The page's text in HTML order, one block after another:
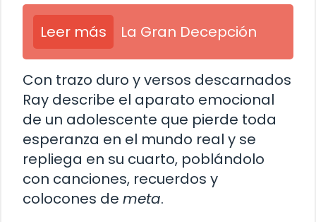
Leer más La Gran Decepción
Con trazo duro y versos descarnados
Ray describe el aparato emocional
de un adolescente que pierde toda
esperanza en el mundo real y se
repliega en su cuarto, poblándolo
con canciones, recuerdos y
colocones de meta.